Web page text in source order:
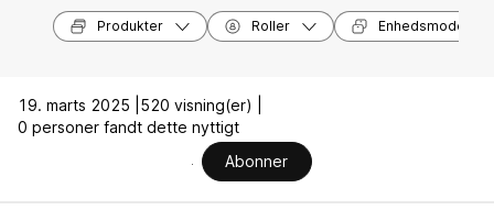
Produkter Roller Enhedsmodeller
19. marts 2025 | 520 visning(er) |
0 personer fandt dette nyttigt
Abonner